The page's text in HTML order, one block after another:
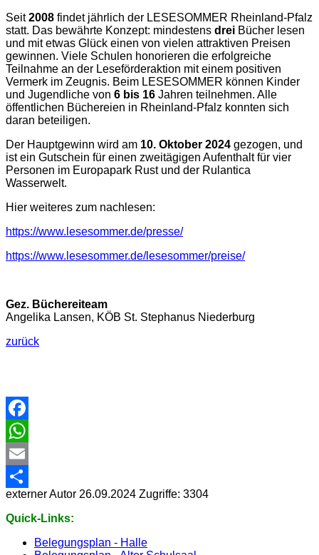
Seit2008 findet jährlich der LESESOMMER Rheinland-Pfalz
statt. Das bewährte Konzept: mindestens drei Bücher lesen
und mit etwas Glück einen von vielen attraktiven Preisen
gewinnen. Viele Schulen honorieren die erfolgreiche
Teilnahme an der Leseförderaktion mit einem positiven
Vermerk im Zeugnis. Beim LESESOMMER können Kinder
und Jugendliche von 6 bis 16 Jahren teilnehmen. Alle
öffentlichen Büchereien in Rheinland-Pfalz konnten sich
daran beteiligen.
Der Hauptgewinn wird am 10. Oktober 2024 gezogen, und
ist ein Gutschein für einen zweitägigen Aufenthalt für vier
Personen im Europapark Rust und der Rulantica
Wasserwelt.
Hier weiteres zum nachlesen:
https://www.lesesommer.de/presse/
https://www.lesesommer.de/lesesommer/preise/
Gez. Büchereiteam
Angelika Lansen, KÖB St. Stephanus Niederburg
zurück
Facebook
WhatsApp
Email
Share
externer Autor 26.09.2024 Zugriffe: 3304
Quick-Links:
Belegungsplan - Halle